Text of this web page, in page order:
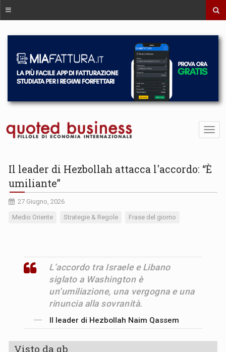
Il leader di Hezbollah attacca l'accordo: “È
umiliante”
27 Giugno, 2026
Medio Oriente Strategie & Regole Frase del giorno
L’accordo tra Israele e Libano
siglato a Washington è
un’umiliazione, una vergogna e una
rinuncia alla sovranità.
Il leader di Hezbollah Naim Qassem
Visto da qb